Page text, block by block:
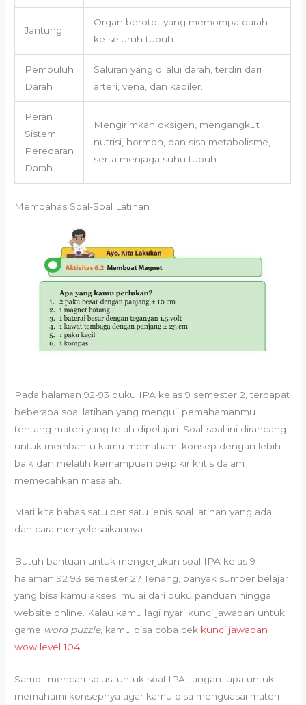
Jantung
Organ berotot yang memompa darah
ke seluruh tubuh.
Pembuluh
Darah
Saluran yang dilalui darah, terdiri dari
arteri, vena, dan kapiler.
Peran
Sistem
Peredaran
Darah
Mengirimkan oksigen, mengangkut
nutrisi, hormon, dan sisa metabolisme,
serta menjaga suhu tubuh.
Membahas Soal-Soal Latihan
Pada halaman 92-93 buku IPA kelas 9 semester 2, terdapat
beberapa soal latihan yang menguji pemahamanmu
tentang materi yang telah dipelajari. Soal-soal ini dirancang
untuk membantu kamu memahami konsep dengan lebih
baik dan melatih kemampuan berpikir kritis dalam
memecahkan masalah.
Mari kita bahas satu per satu jenis soal latihan yang ada
dan cara menyelesaikannya.
Butuh bantuan untuk mengerjakan soal IPA kelas 9
halaman 92 93 semester 2? Tenang, banyak sumber belajar
yang bisa kamu akses, mulai dari buku panduan hingga
website online. Kalau kamu lagi nyari kunci jawaban untuk
game word puzzle, kamu bisa coba cek kunci jawaban
wow level 104.
Sambil mencari solusi untuk soal IPA, jangan lupa untuk
memahami konsepnya agar kamu bisa menguasai materi